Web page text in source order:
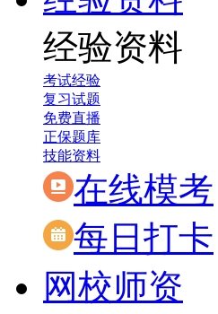
经验资料
考试经验
复习试题
免费直播
正保题库
技能资料
在线模考
每日打卡
网校师资